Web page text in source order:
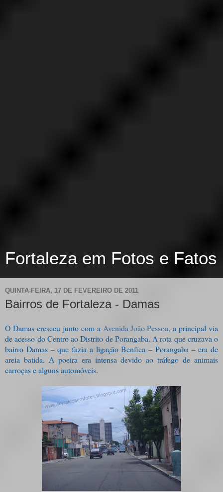
Fortaleza em Fotos e Fatos
QUINTA-FEIRA, 17 DE FEVEREIRO DE 2011
Bairros de Fortaleza - Damas
O Damas cresceu junto com a Avenida João Pessoa, a principal via
de acesso do Centro ao Distrito de Porangaba. A rota que cruzava o
bairro Damas – que fazia a ligação Benfica – Porangaba – era de
areia batida. A poeira era intensa devido ao tráfego de animais
carroças e alguns automóveis.